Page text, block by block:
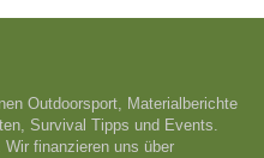
Outdoorsport, Materialberichte
Survival Tipps und Events.
finanzieren uns über